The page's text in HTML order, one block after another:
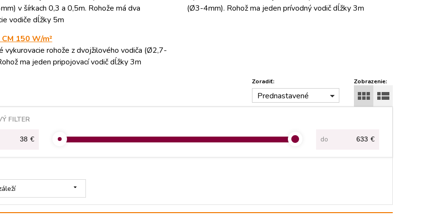
v šírkach 0,3 a 0,5m. Rohože má dva
vodiče dĺžky 5m
150 W/m²
vykurovacie rohože z dvojžilového vodiča (Ø2,7-
ma jeden pripojovací vodič dĺžky 3m
(Ø3-4mm). Rohož ma jeden prívodný vodič dĺžky 3m
Zobrazenie:
Zoradiť:
Prednastavené
FILTER
€ do €